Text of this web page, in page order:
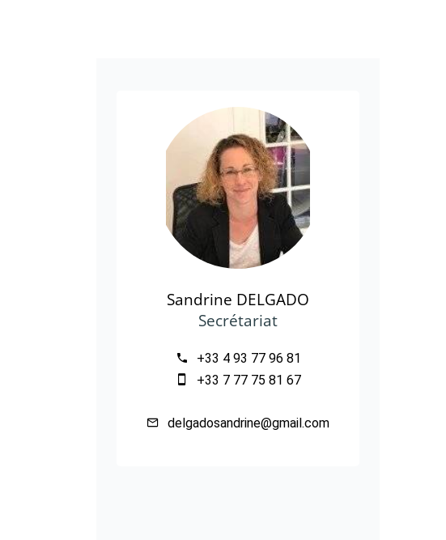
Sandrine DELGADO
Secrétariat
+33 4 93 77 96 81
+33 7 77 75 81 67
delgadosandrine@gmail.com